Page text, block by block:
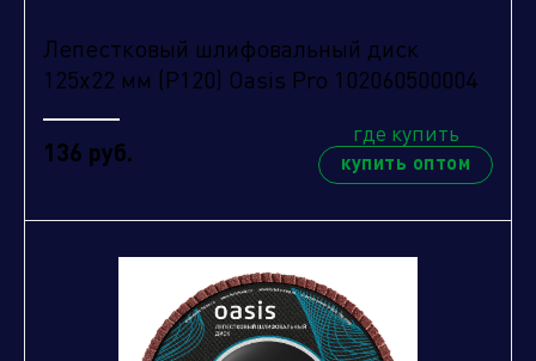
Лепестковый шлифовальный диск
125х22 мм (P120) Oasis Pro 102060500004
136 руб.
где купить
купить оптом